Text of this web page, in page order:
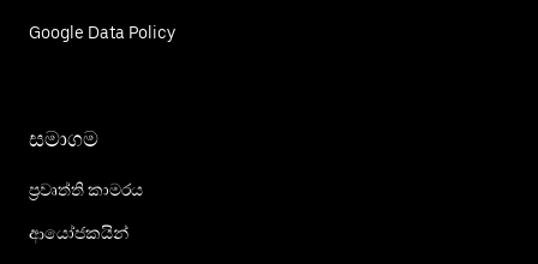
Google Data Policy
සමාගම
ප්‍රවෘත්ති කාමරය
ආයෝජකයින්